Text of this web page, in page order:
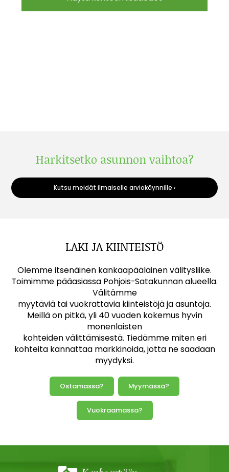
Harkitsetko asunnon vaihtoa?
Kutsu meidät ilmaiselle arviokäynnille ›
LAKI JA KIINTEISTÖ
Olemme itsenäinen kankaapääläinen välitysliike.
Toimimme pääasiassa Pohjois-Satakunnan alueella.
Välitämme
myytäviä tai vuokrattavia kiinteistöjä ja asuntoja.
Meillä on pitkä, yli 40 vuoden kokemus hyvin
monenlaisten
kohteiden välittämisestä. Tiedämme miten eri
kohteita kannattaa markkinoida, jotta ne saadaan
myydyksi.
Ostamassa? Myymässä?
Vuokraamassa?